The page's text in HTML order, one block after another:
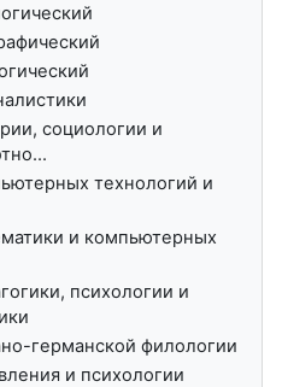
социологии и
технологий и
и компьютерных
психологии и
германской филологии
и психологии